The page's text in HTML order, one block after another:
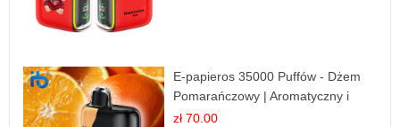
E-papieros 35000 Puffów - Dżem
Pomarańczowy | Aromatyczny i
Długotrwały
zł 70.00